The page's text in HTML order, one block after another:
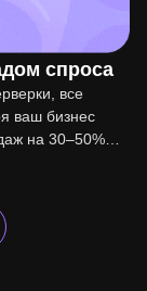
спроса
все
ваш бизнес
на 30–50%…